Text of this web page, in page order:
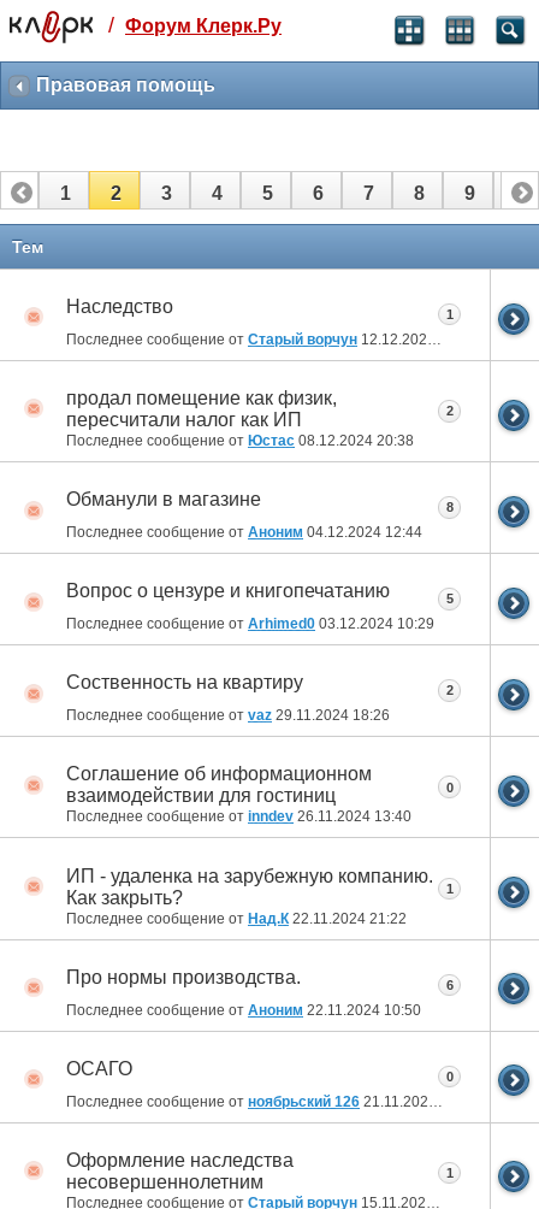
Святые угодники, Клерк без рекламы
прекрасен:)
3 месяца
259
-10%
полгода
499 ₽
Отмена Оплатить
/ Форум Клерк.Ру
Правовая помощь
1 2 3 4 5 6 7 8 9 10
Тем
Наследство
Последнее сообщение от Старый ворчун 12.12.2024 18:22
1
продал помещение как физик,
пересчитали налог как ИП
Последнее сообщение от Юстас 08.12.2024 20:38
2
Обманули в магазине
Последнее сообщение от Аноним 04.12.2024 12:44
8
Вопрос о цензуре и книгопечатанию
Последнее сообщение от Arhimed0 03.12.2024 10:29
5
Соственность на квартиру
Последнее сообщение от vaz 29.11.2024 18:26
2
Соглашение об информационном
взаимодействии для гостиниц
Последнее сообщение от inndev 26.11.2024 13:40
0
ИП - удаленка на зарубежную компанию.
Как закрыть?
Последнее сообщение от Над.К 22.11.2024 21:22
1
Про нормы производства.
Последнее сообщение от Аноним 22.11.2024 10:50
6
ОСАГО
Последнее сообщение от ноябрьский 126 21.11.2024
0
Оформление наследства
несовершеннолетним
Последнее сообщение от Старый ворчун 15.11.2024
1